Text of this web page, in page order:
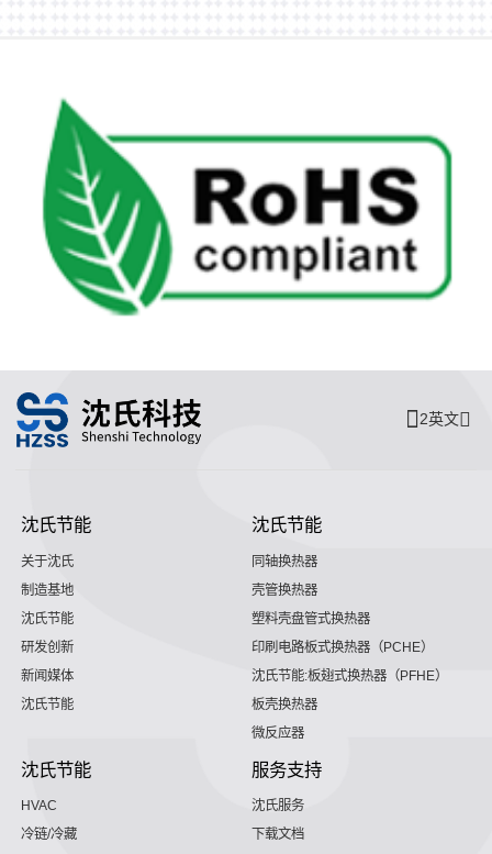
2英文
沈氏节能
关于沈氏
制造基地
沈氏节能
研发创新
新闻媒体
沈氏节能
沈氏节能
同轴换热器
壳管换热器
塑料壳盘管式换热器
印刷电路板式换热器（PCHE）
沈氏节能:板翅式换热器（PFHE）
板壳换热器
微反应器
沈氏节能
HVAC
冷链/冷藏
服务支持
沈氏服务
下载文档